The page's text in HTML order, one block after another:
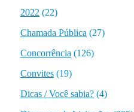
2022 (22)
Chamada Pública (27)
Concorrência (126)
Convites(19)
Dicas / Você sabia?(4)